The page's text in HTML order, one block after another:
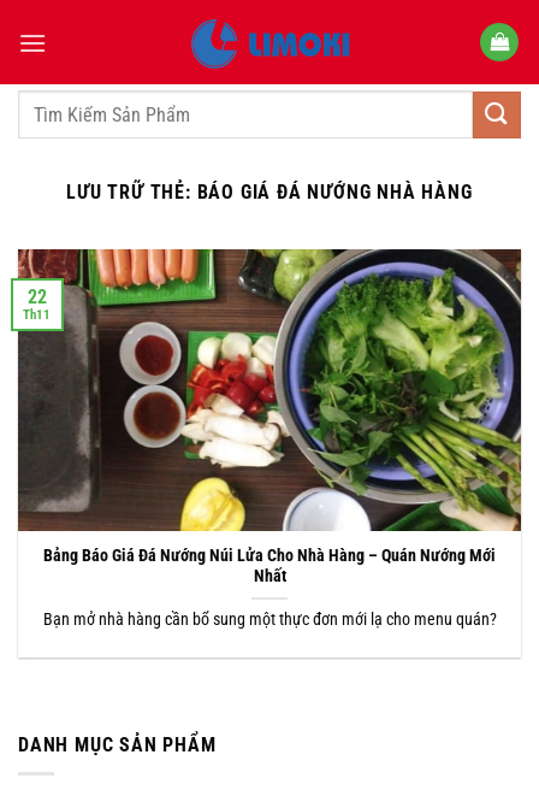
qua
dungTìm
LƯU TRỮ THẺ: BÁO GIÁ ĐÁ NƯỚNG NHÀ HÀNG
Bảng Báo Giá Đá Nướng Núi Lửa Cho Nhà Hàng – Quán Nướng Mới
Nhất
Bạn mở nhà hàng cần bổ sung một thực đơn mới lạ cho menu quán?
22
Th11
DANH MỤC SẢN PHẨM